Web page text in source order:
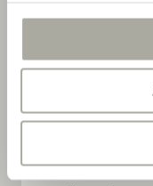
Teamleitung